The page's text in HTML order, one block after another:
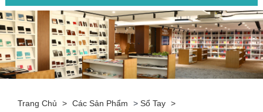
Trang Chủ > Các Sản Phẩm >Sổ Tay >